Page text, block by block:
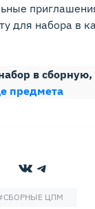
для набора в
в сборную,
предмета
ВКонтакте
Telegram
СБОРНЫЕ ЦПМ